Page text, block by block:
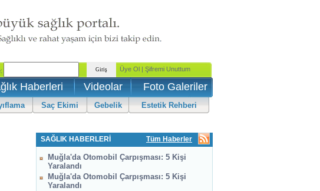
Haberleri Videolar Foto Galeriler
Saç Ekimi Gebelik Estetik Rehberi
SAĞLIK HABERLERİ Tüm Haberler
Muğla'da Otomobil Çarpışması: 5 Kişi
Yaralandı
Muğla'da Otomobil Çarpışması: 5 Kişi
Yaralandı